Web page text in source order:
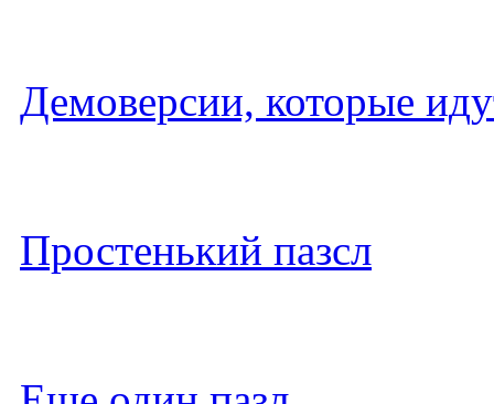
Демоверсии, которые
Простенький пазсл